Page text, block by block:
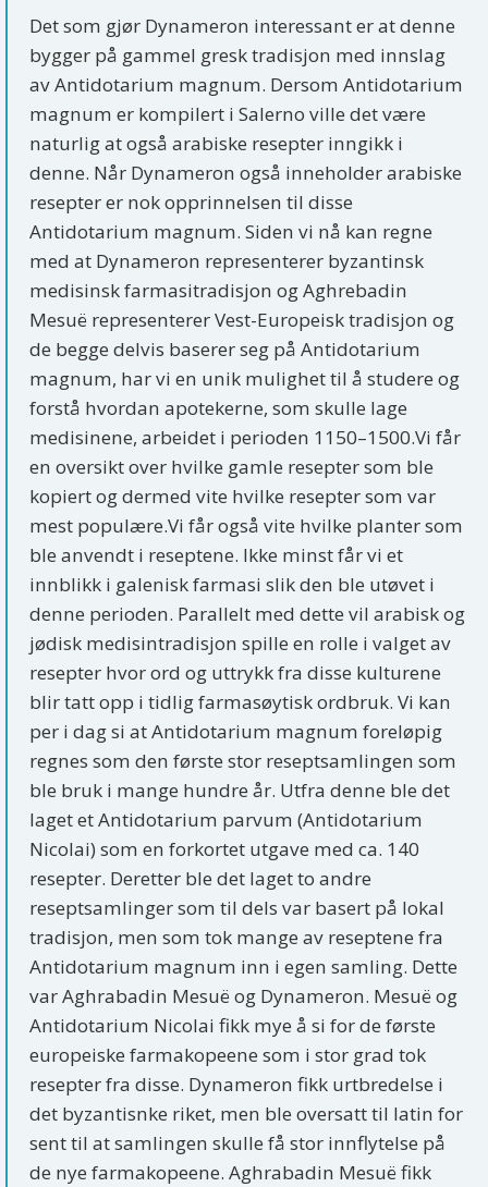
Det som gjør Dynameron interessant er at denne
bygger på gammel gresk tradisjon med innslag
av Antidotarium magnum. Dersom Antidotarium
magnum er kompilert i Salerno ville det være
naturlig at også arabiske resepter inngikk i
denne. Når Dynameron også inneholder arabiske
resepter er nok opprinnelsen til disse
Antidotarium magnum. Siden vi nå kan regne
med at Dynameron representerer byzantinsk
medisinsk farmasitradisjon og Aghrebadin
Mesuë representerer Vest-Europeisk tradisjon og
de begge delvis baserer seg på Antidotarium
magnum, har vi en unik mulighet til å studere og
forstå hvordan apotekerne, som skulle lage
medisinene, arbeidet i perioden 1150–1500.Vi får
en oversikt over hvilke gamle resepter som ble
kopiert og dermed vite hvilke resepter som var
mest populære.Vi får også vite hvilke planter som
ble anvendt i reseptene. Ikke minst får vi et
innblikk i galenisk farmasi slik den ble utøvet i
denne perioden. Parallelt med dette vil arabisk og
jødisk medisintradisjon spille en rolle i valget av
resepter hvor ord og uttrykk fra disse kulturene
blir tatt opp i tidlig farmasøytisk ordbruk. Vi kan
per i dag si at Antidotarium magnum foreløpig
regnes som den første stor reseptsamlingen som
ble bruk i mange hundre år. Utfra denne ble det
laget et Antidotarium parvum (Antidotarium
Nicolai) som en forkortet utgave med ca. 140
resepter. Deretter ble det laget to andre
reseptsamlinger som til dels var basert på lokal
tradisjon, men som tok mange av reseptene fra
Antidotarium magnum inn i egen samling. Dette
var Aghrabadin Mesuë og Dynameron. Mesuë og
Antidotarium Nicolai fikk mye å si for de første
europeiske farmakopeene som i stor grad tok
resepter fra disse. Dynameron fikk urtbredelse i
det byzantisnke riket, men ble oversatt til latin for
sent til at samlingen skulle få stor innflytelse på
de nye farmakopeene. Aghrabadin Mesuë fikk